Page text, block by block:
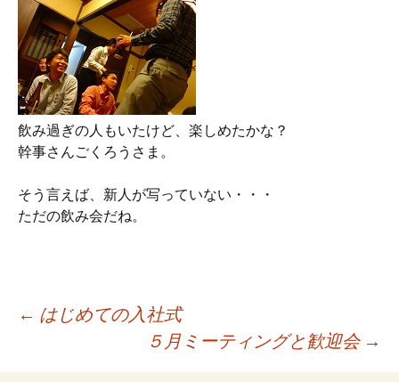
飲み過ぎの人もいたけど、楽しめたかな？
幹事さんごくろうさま。
そう言えば、新人が写っていない・・・
ただの飲み会だね。
投
← はじめての入社式
５月ミーティングと歓迎会 →